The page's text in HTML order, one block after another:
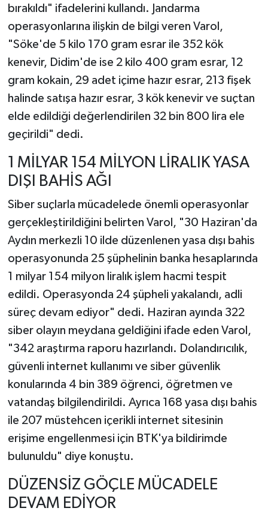
bırakıldı" ifadelerini kullandı. Jandarma
operasyonlarına ilişkin de bilgi veren Varol,
"Söke'de 5 kilo 170 gram esrar ile 352 kök
kenevir, Didim'de ise 2 kilo 400 gram esrar, 12
gram kokain, 29 adet içime hazır esrar, 213 fişek
halinde satışa hazır esrar, 3 kök kenevir ve suçtan
elde edildiği değerlendirilen 32 bin 800 lira ele
geçirildi" dedi.
1 MİLYAR 154 MİLYON LİRALIK YASA
DIŞI BAHİS AĞI
Siber suçlarla mücadelede önemli operasyonlar
gerçekleştirildiğini belirten Varol, "30 Haziran'da
Aydın merkezli 10 ilde düzenlenen yasa dışı bahis
operasyonunda 25 şüphelinin banka hesaplarında
1 milyar 154 milyon liralık işlem hacmi tespit
edildi. Operasyonda 24 şüpheli yakalandı, adli
süreç devam ediyor" dedi. Haziran ayında 322
siber olayın meydana geldiğini ifade eden Varol,
"342 araştırma raporu hazırlandı. Dolandırıcılık,
güvenli internet kullanımı ve siber güvenlik
konularında 4 bin 389 öğrenci, öğretmen ve
vatandaş bilgilendirildi. Ayrıca 168 yasa dışı bahis
ile 207 müstehcen içerikli internet sitesinin
erişime engellenmesi için BTK'ya bildirimde
bulunuldu" diye konuştu.
DÜZENSİZ GÖÇLE MÜCADELE
DEVAM EDİYOR